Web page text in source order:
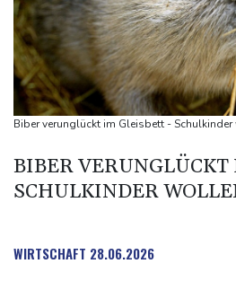
Selenskyj erstmals seit Beginn von
gereist
Russland weist Verantwortung für
Flughafen zurück
US-Berufungsgericht bestätigt
Nach Andrang auf Ceuta: Spanien
Grenzkontrollen
Trumps umstrittener Justizminister
Biber verunglückt im Gleisbett -
BIBER
SCHULKINDER
WIRTSCHAFT 28.06.2026